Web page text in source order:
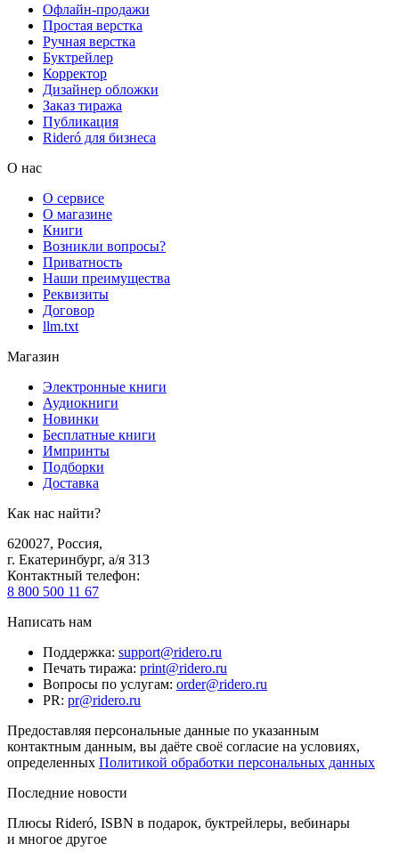
Офлайн-продажи
Простая верстка
Ручная верстка
Буктрейлер
Корректор
Дизайнер обложки
Заказ тиража
Публикация
Rideró для бизнеса
О нас
О сервисе
О магазине
Книги
Возникли вопросы?
Приватность
Наши преимущества
Реквизиты
Договор
llm.txt
Магазин
Электронные книги
Аудиокниги
Новинки
Бесплатные книги
Импринты
Подборки
Доставка
Как нас найти?
620027, Россия,
г. Екатеринбург, а/я 313
Контактный телефон:
8 800 500 11 67
Написать нам
Поддержка: support@ridero.ru
Печать тиража: print@ridero.ru
Вопросы по услугам: order@ridero.ru
PR: pr@ridero.ru
Предоставляя персональные данные по указанным
контактным данным, вы даёте своё согласие на условиях,
определенных Политикой обработки персональных данных
Последние новости
Плюсы Rideró, ISBN в подарок, буктрейлеры, вебинары
и многое другое